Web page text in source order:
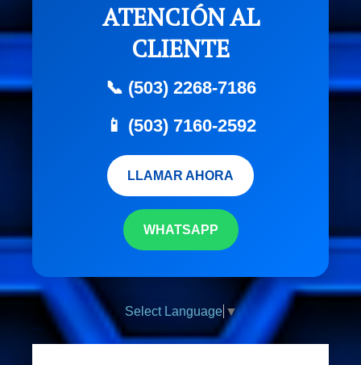
ATENCIÓN AL
CLIENTE
📞 (503) 2268-7186
📱 (503) 7160-2592
LLAMAR AHORA
WHATSAPP
Select Language ▼
```